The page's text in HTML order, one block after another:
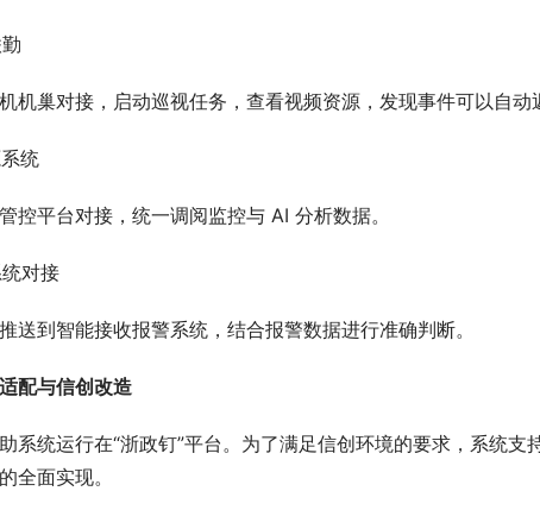
机巢对接，启动巡视任务，查看视频资源，发现事件可以自动
统
控平台对接，统一调阅监控与 AI 分析数据。
对接
送到智能接收报警系统，结合报警数据进行准确判断。
配与信创改造
系统运行在“浙政钉”平台。为了满足信创环境的要求，系统
全面实现。